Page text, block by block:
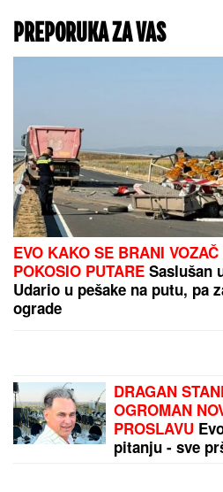
PREPORUKA ZA VAS
EVO KAKO SE BRANI
POKOSIO PUTARE Saslušan
Udario u pešake na putu, pa
ograde
DRAGAN
OGROMAN
PROSLAVU
pitanju - sve